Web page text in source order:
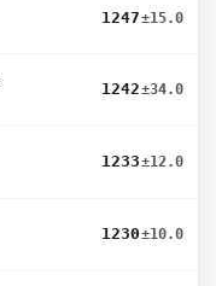
1247±15.0
1242±34.0
1233±12.0
1230±10.0